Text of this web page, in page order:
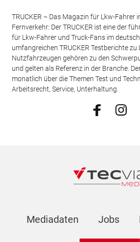
TRUCKER – Das Magazin für Lkw-Fahrer
Fernverkehr: Der TRUCKER ist eine der
für Lkw-Fahrer und Truck-Fans im
umfangreichen TRUCKER Testberichte zu
Nutzfahrzeugen gehören zu den
und gelten als Referenz in der Branche.
monatlich über die Themen Test und
Arbeitsrecht, Service, Unterhaltung.
Mediadaten Jobs